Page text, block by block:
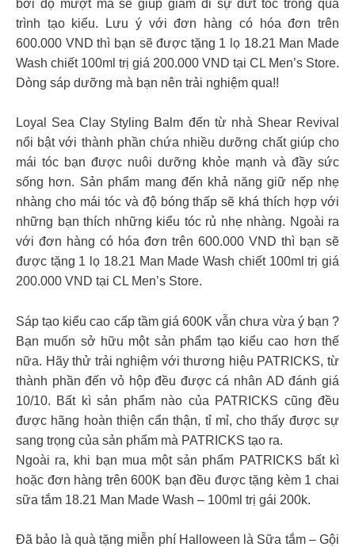
bởi độ mượt mà sẽ giúp giảm đi sự đứt tóc trong quá
trình tạo kiểu. Lưu ý với đơn hàng có hóa đơn trên
600.000 VND thì bạn sẽ được tặng 1 lọ 18.21 Man Made
Wash chiết 100ml trị giá 200.000 VND tại CL Men’s Store.
Dòng sáp dưỡng mà bạn nên trải nghiệm qua!!
Loyal Sea Clay Styling Balm đến từ nhà Shear Revival
nổi bật với thành phần chứa nhiều dưỡng chất giúp cho
mái tóc bạn được nuôi dưỡng khỏe mạnh và đầy sức
sống hơn. Sản phẩm mang đến khả năng giữ nếp nhẹ
nhàng cho mái tóc và độ bóng thấp sẽ khá thích hợp với
những bạn thích những kiểu tóc rủ nhẹ nhàng. Ngoài ra
với đơn hàng có hóa đơn trên 600.000 VND thì bạn sẽ
được tặng 1 lọ 18.21 Man Made Wash chiết 100ml trị giá
200.000 VND tại CL Men’s Store.
Sáp tạo kiểu cao cấp tầm giá 600K vẫn chưa vừa ý bạn ?
Bạn muốn sở hữu một sản phẩm tạo kiểu cao hơn thế
nữa. Hãy thử trải nghiệm với thương hiệu PATRICKS, từ
thành phần đến vỏ hộp đều được cá nhân AD đánh giá
10/10. Bất kì sản phẩm nào của PATRICKS cũng đều
được hãng hoàn thiện cẩn thận, tỉ mỉ, cho thấy được sự
sang trọng của sản phẩm mà PATRICKS tạo ra.
Ngoài ra, khi bạn mua một sản phẩm PATRICKS bất kì
hoặc đơn hàng trên 600K bạn đều được tặng kèm 1 chai
sữa tắm 18.21 Man Made Wash – 100ml trị gái 200k.
Đã bảo là quà tặng miễn phí Halloween là Sữa tắm – Gội